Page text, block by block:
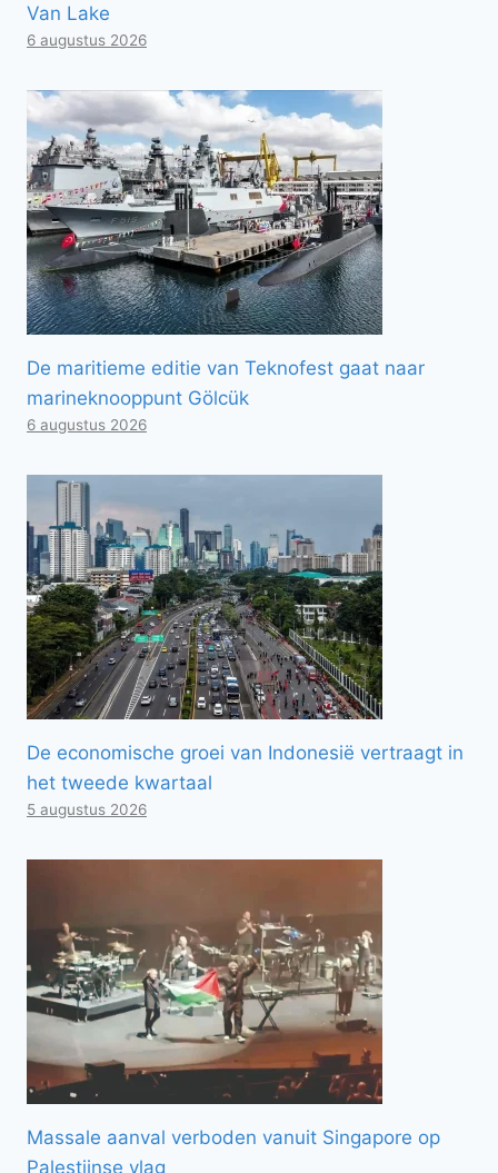
Van Lake
6 augustus 2026
De maritieme editie van Teknofest gaat naar
marineknooppunt Gölcük
6 augustus 2026
De economische groei van Indonesië vertraagt ​​in
het tweede kwartaal
5 augustus 2026
Massale aanval verboden vanuit Singapore op
Palestijnse vlag